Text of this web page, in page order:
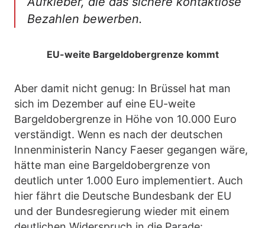
Bezahlen bewerben.
EU-weite Bargeldobergrenze kommt
Aber damit nicht genug: In Brüssel hat man
sich im Dezember auf eine EU-weite
Bargeldobergrenze in Höhe von 10.000 Euro
verständigt. Wenn es nach der deutschen
Innenministerin Nancy Faeser gegangen wäre,
hätte man eine Bargeldobergrenze von
deutlich unter 1.000 Euro implementiert. Auch
hier fährt die Deutsche Bundesbank der EU
und der Bundesregierung wieder mit einem